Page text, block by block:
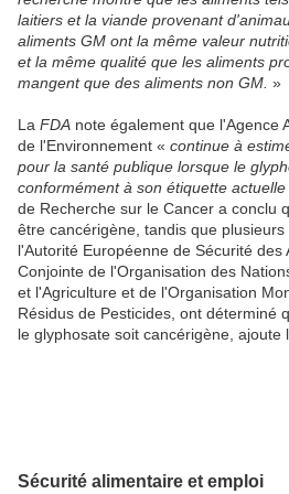
laitiers et la viande provenant
aliments GM ont la même valeur
et la même qualité que les aliments
mangent que des aliments non GM. »
La FDA note également que l'Agence
de l'Environnement « continue à
pour la santé publique lorsque le
conformément à son étiquette actuelle
de Recherche sur le Cancer a conclu
être cancérigène, tandis que
l'Autorité Européenne de Sécurité des
Conjointe de l'Organisation des
et l'Agriculture et de l'Organisation
Résidus de Pesticides, ont déterminé
le glyphosate soit cancérigène, ajoute
Sécurité alimentaire et emploi